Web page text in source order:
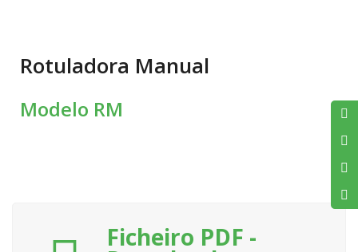
Rotuladora Manual
Modelo RM
Ficheiro PDF -